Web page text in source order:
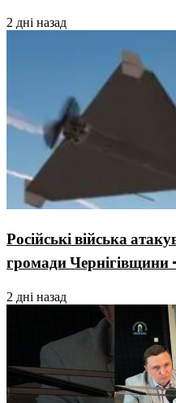
2 дні назад
Російські війська
громади Чернігівщини
2 дні назад